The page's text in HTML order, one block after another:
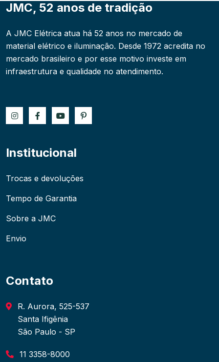
JMC, 52 anos de tradição
A JMC Elétrica atua há 52 anos no mercado de
material elétrico e iluminação. Desde 1972 acredita no
mercado brasileiro e por esse motivo investe em
infraestrutura e qualidade no atendimento.
Institucional
Trocas e devoluções
Tempo de Garantia
Sobre a JMC
Envio
Contato
R. Aurora, 525-537
Santa Ifigênia
São Paulo - SP
11 3358-8000